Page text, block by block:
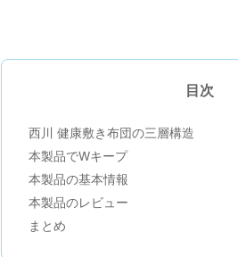
目次
西川 健康敷き布団の三層構造
本製品でWキープ
本製品の基本情報
本製品のレビュー
まとめ